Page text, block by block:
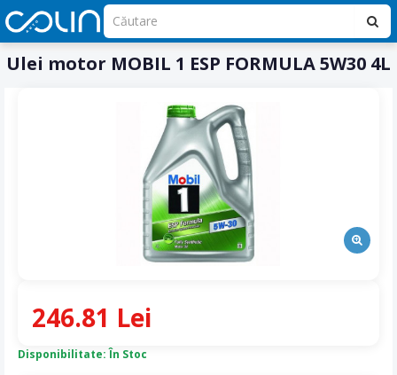
Ulei motor MOBIL 1 ESP FORMULA 5W30 4L
Disponibilitate: În Stoc
246.81 Lei